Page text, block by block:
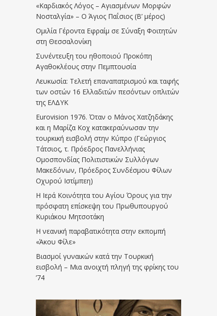
«Καρδιακός Λόγος – Αγιασμένων Μορφών
Νοσταλγία» – Ο Άγιος Παΐσιος (Β’ μέρος)
Ομιλία Γέροντα Εφραίμ σε Σύναξη Φοιτητών
στη Θεσσαλονίκη
Συνέντευξη του ηθοποιού Προκόπη
Αγαθοκλέους στην Πεμπτουσία
Λευκωσία: Τελετή επαναπατρισμού και ταφής
των οστών 16 Ελλαδιτών πεσόντων οπλιτών
της ΕΛΔΥΚ
Eurovision 1976. Όταν ο Μάνος Χατζηδάκης
και η Μαρίζα Κοχ κατακεραύνωσαν την
τουρκική εισβολή στην Κύπρο (Γεώργιος
Τάτσιος, τ. Πρόεδρος Πανελλήνιας
Ομοσπονδίας Πολιτιστικών Συλλόγων
Μακεδόνων, Πρόεδρος Συνδέσμου Φίλων
Οχυρού Ιστίμπεη)
Η Ιερά Κοινότητα του Αγίου Όρους για την
πρόσφατη επίσκεψη του Πρωθυπουργού
Κυριάκου Μητσοτάκη
Η νεανική παραβατικότητα στην εκπομπή
«Άκου Φίλε»
Βιασμοί γυναικών κατά την Τουρκική
εισβολή – Μια ανοιχτή πληγή της φρίκης του
’74